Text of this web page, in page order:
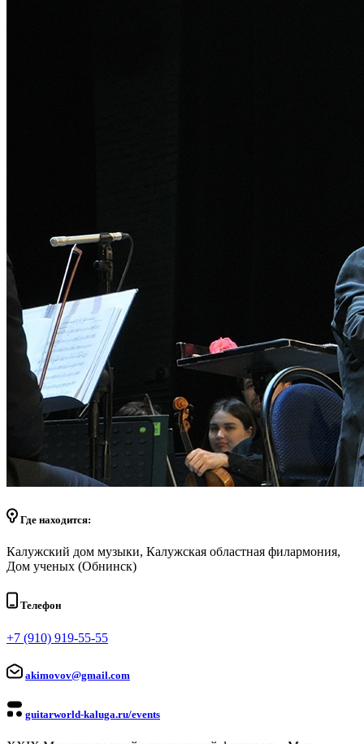
Где находится:
Калужский дом музыки, Калужская областная филармония,
Дом ученых (Обнинск)
Телефон
+7 (910) 919-55-55
akimovov@gmail.com
guitarworld-kaluga.ru/events